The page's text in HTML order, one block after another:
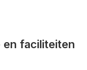
en faciliteiten